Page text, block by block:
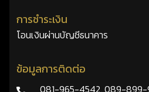
การชำระเงิน
โอนเงินผ่านบัญชีธนาคาร
ข้อมูลการติดต่อ
081-965-4542,089-899-